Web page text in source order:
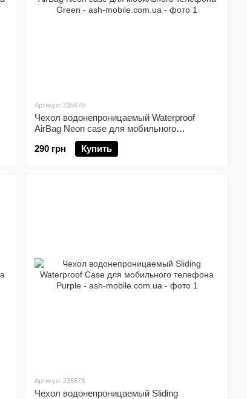
Артикул: 235670
Чехол водонепроницаемый Waterproof
AirBag Neon case для мобильного
телефона Green
290 грн
Купить
Артикул: 235673
Чехол водонепроницаемый Sliding